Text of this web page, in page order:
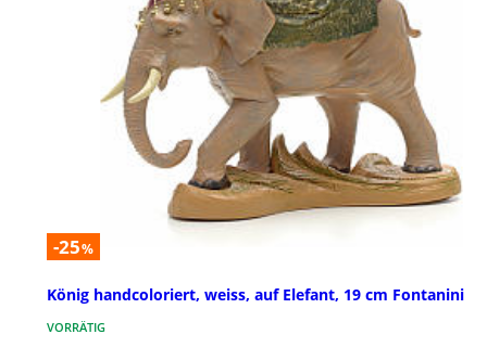
-25%
König handcoloriert, weiss, auf Elefant, 19 cm Fontanini
VORRÄTIG